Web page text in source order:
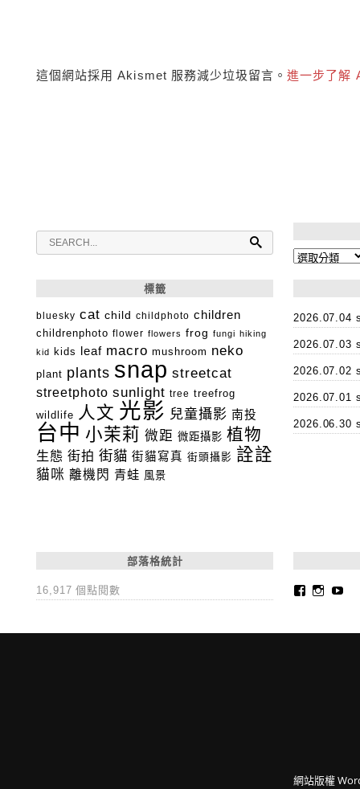
這個網站採用 Akismet 服務減少垃圾留言。進一步了解
分
標籤
bluesky cat child childphoto children
childrenphoto flower flowers frog fungi hiking
kid
kids leaf macro mushroom neko
plant plants snap streetcat
streetphoto sunlight tree treefrog
wildlife 人文 光影 兒童攝影 南投
台中 小茉莉 微距 微距攝影 植物
生態 街拍 街貓 街貓寫真 街頭攝影 詮詮
貓咪 離機閃 青蛙 風景
2026.07.04
2026.07.03
2026.07.02
2026.07.01
2026.06.30
部落格統計
16,917 個點閱數
網站版權